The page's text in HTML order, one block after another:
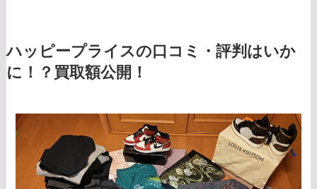
ハッピープライスの口コミ・評判はいか
に！？買取額公開！